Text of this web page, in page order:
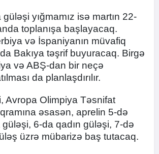
yığmamız isə martın 22-
toplanışa başlayacaq.
və İspaniyanın müvafiq
Bakıya təşrif buyuracaq. Birgə
və ABŞ-dan bir neçə
da planlaşdırılır.
Avropa Olimpiya Təsnifat
əsasən, aprelin 5-də
6-da qadın güləşi, 7-də
üzrə mübarizə baş tutacaq.